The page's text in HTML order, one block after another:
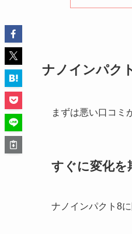
ナノインパク
まずは悪い口コミ
すぐに変化を
ナノインパクト8